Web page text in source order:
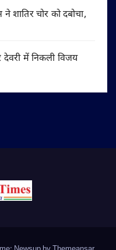
शातिर चोर को दबोचा,
देवरी में निकली विजय